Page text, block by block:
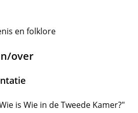
en folklore
over
is Wie in de Tweede Kamer?"